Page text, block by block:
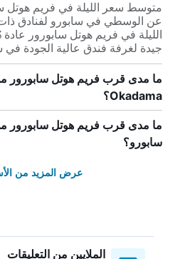
جيدة لغرفة فندق عالية الجودة في
ما مدى قرب فريم هوتل سابورور
Okadama؟
ما مدى قرب فريم هوتل سابورور
سابورو؟
عرض المزيد من
الملايين من التعليقات